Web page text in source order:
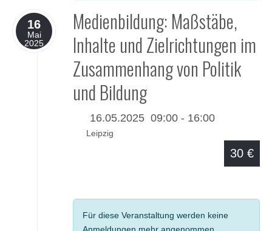
16
Mai
2025
Medienbildung: Maßstäbe,
Inhalte und Zielrichtungen im
Zusammenhang von Politik
und Bildung
16.05.2025 09:00- 16:00
Leipzig
30 €
Für diese Veranstaltung werden keine